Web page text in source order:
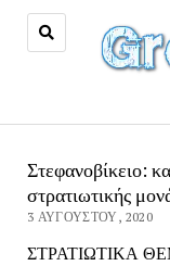
Στεφανοβίκειο:
στρατιωτικής
3 ΑΥΓΟΎΣΤΟΥ, 2020
ΣΤΡΑΤΙΩΤΙΚΑ